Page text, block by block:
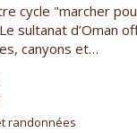
cycle "marcher
sultanat d’Oman
canyons et…
randonnées